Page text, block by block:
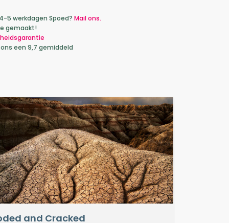
5 werkdagen Spoed? Mail ons.
gemaakt!
een 9,7 gemiddeld
and Cracked